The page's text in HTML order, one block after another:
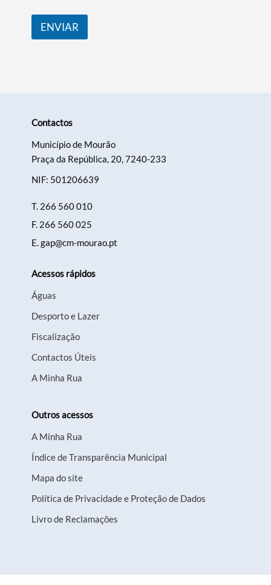
Termo de Pesquisa
Filtros
ENVIAR
Contactos
Município de Mourão
Praça da República, 20, 7240-233
NIF: 501206639
T. 266 560 010
F. 266 560 025
E.gap@cm-mourao.pt
Acessos rápidos
Águas
Desporto e Lazer
Fiscalização
Contactos Úteis
A Minha Rua
Outros acessos
A Minha Rua
Índice de Transparência Municipal
Mapa do site
Política de Privacidade e Proteção de Dados
Livro de Reclamações